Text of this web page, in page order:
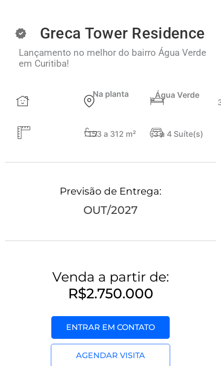
Greca Tower Residence
Lançamento no melhor do bairro Água Verde
em Curitiba!
Na planta Água Verde
153 a 312 m² 3 a 4 Suíte(s)
Previsão de Entrega:
OUT/2027
Venda a partir de:
R$2.750.000
ENTRAR EM CONTATO
AGENDAR VISITA